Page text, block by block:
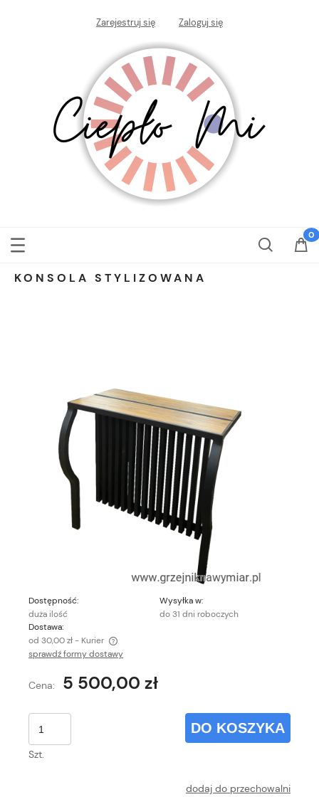
Zarejestruj się Zaloguj się
KONSOLA STYLIZOWANA
Dostępność:
duża ilość
Wysyłka w:
do 31 dni roboczych
Dostawa:
od 30,00 zł- Kurier
Cena nie zawiera ewentualnych kosztów płatności
sprawdź formy dostawy
Cena: 5 500,00 zł
Szt.
DO KOSZYKA
dodaj do przechowalni